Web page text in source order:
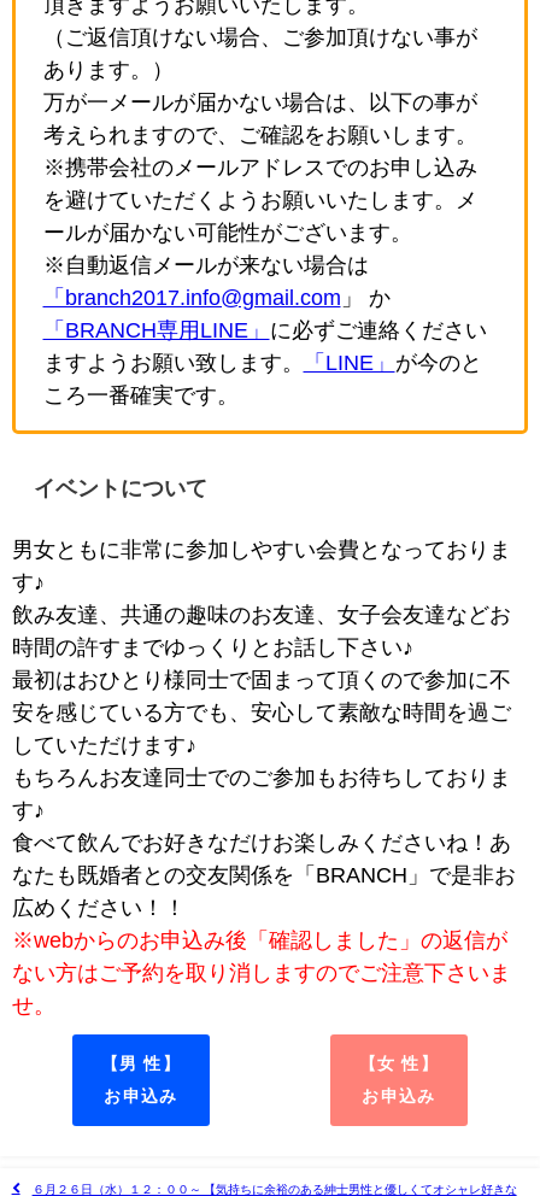
頂きますようお願いいたします。
（ご返信頂けない場合、ご参加頂けない事が
あります。）
万が一メールが届かない場合は、以下の事が
考えられますので、ご確認をお願いします。
※携帯会社のメールアドレスでのお申し込み
を避けていただくようお願いいたします。メ
ールが届かない可能性がございます。
※自動返信メールが来ない場合は
「branch2017.info@gmail.com 」 か
「BRANCH専用LINE」 に必ずご連絡ください
ますようお願い致します。
「LINE」 が今のと
ころ一番確実です。
イベントについて
男女ともに非常に参加しやすい会費となっておりま
す♪
飲み友達、共通の趣味のお友達、女子会友達などお
時間の許すまでゆっくりとお話し下さい♪
最初はおひとり様同士で固まって頂くので参加に不
安を感じている方でも、安心して素敵な時間を過ご
していただけます♪
もちろんお友達同士でのご参加もお待ちしておりま
す♪
食べて飲んでお好きなだけお楽しみくださいね！あ
なたも既婚者との交友関係を「BRANCH」で是非お
広めください！！
※webからのお申込み後「確認しました」の返信が
ない方はご予約を取り消しますのでご注意下さいま
せ。
【男 性】
お申込み
【女 性】
お申込み
６月２６日（水）１２：００～ 【気持ちに余裕のある紳士男性と優しくてオシャレ好きな